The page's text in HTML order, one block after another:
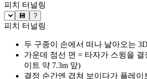
피치 터널링
💾 ?
피치 터널링
두 구종이 손에서 떠나 날아오는
가운데 점선 면 = 타자가 스윙을 결
이트 약 7.3m 앞)
결정 순간엔 겹쳐 보이다가 플레이